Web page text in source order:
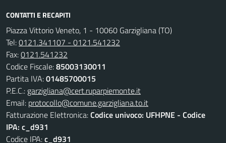
CONTATTI E RECAPITI
Piazza Vittorio Veneto, 1 - 10060 Garzigliana (TO)
Tel:0121.341107 - 0121.541232
Fax:0121.541232
Codice Fiscale:85003130011
Partita IVA:01485700015
P.E.C.: garzigliana@cert.ruparpiemonte.it
Email: protocollo@comune.garzigliana.to.it
Fatturazione Elettronica:Codice univoco: UFHPNE - Codice
IPA: c_d931
Codice IPA:c_d931